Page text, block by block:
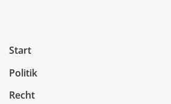
Start
Politik
Recht